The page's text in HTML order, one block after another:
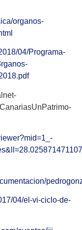
organos-
04/Programa-
04/el-vi-ciclo-de-